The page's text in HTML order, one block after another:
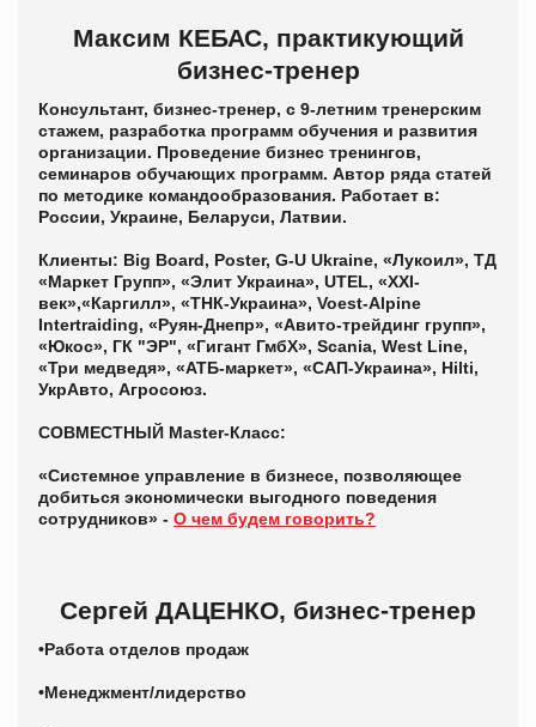
Максим КЕБАС, практикующий
бизнес-тренер
Консультант, бизнес-тренер, с 9-летним тренерским
стажем, разработка программ обучения и развития
организации. Проведение бизнес тренингов,
семинаров обучающих программ. Автор ряда статей
по методике командообразования. Работает в:
России, Украине, Беларуси, Латвии.
Клиенты: Big Board, Poster, G-U Ukraine, «Лукоил», ТД
«Маркет Групп», «Элит Украина», UTEL, «ХХІ-
век»,«Каргилл», «ТНК-Украина», Voest-Alpine
Intertraiding, «Руян-Днепр», «Авито-трейдинг групп»,
«Юкос», ГК "ЭР", «Гигант ГмбХ», Scania, West Line,
«Три медведя», «АТБ-маркет», «САП-Украина», Hilti,
УкрАвто, Агросоюз.
СОВМЕСТНЫЙ Master-Класс:
«Системное управление в бизнесе, позволяющее
добиться экономически выгодного поведения
сотрудников» - О чем будем говорить?
Сергей ДАЦЕНКО, бизнес-тренер
•Работа отделов продаж
•Менеджмент/лидерство